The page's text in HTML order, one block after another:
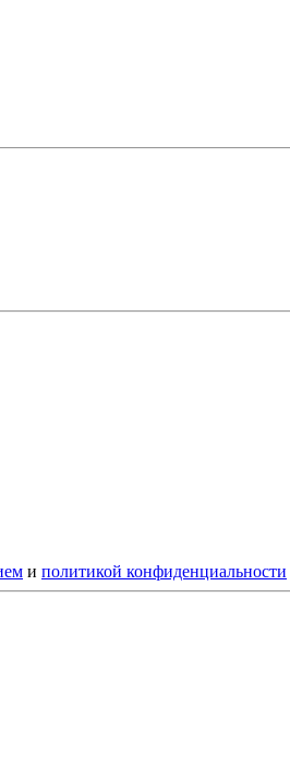
и политикой конфиденциальности